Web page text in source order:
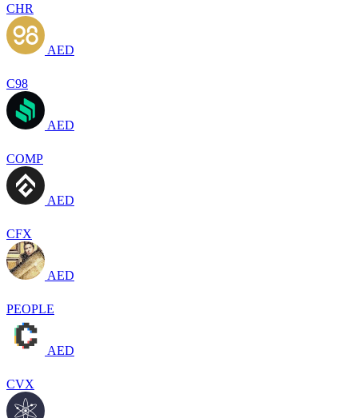
CHR
AED
C98
AED
COMP
AED
CFX
AED
PEOPLE
AED
CVX